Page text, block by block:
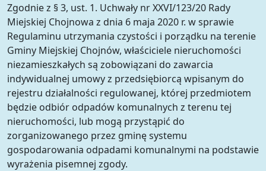
Zgodnie z § 3, ust. 1. Uchwały nr XXVI/123/20 Rady
Miejskiej Chojnowa z dnia 6 maja 2020 r. w sprawie
Regulaminu utrzymania czystości i porządku na terenie
Gminy Miejskiej Chojnów, właściciele nieruchomości
niezamieszkałych są zobowiązani do zawarcia
indywidualnej umowy z przedsiębiorcą wpisanym do
rejestru działalności regulowanej, której przedmiotem
będzie odbiór odpadów komunalnych z terenu tej
nieruchomości, lub mogą przystąpić do
zorganizowanego przez gminę systemu
gospodarowania odpadami komunalnymi na podstawie
wyrażenia pisemnej zgody.